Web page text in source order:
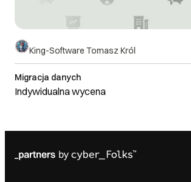
King-Software Tomasz Król
Migracja danych
Indywidualna wycena